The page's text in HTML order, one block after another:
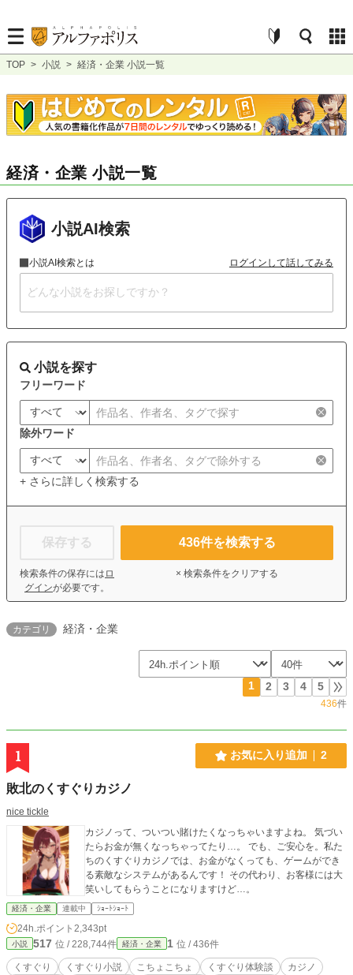
TOP > 小説 > 経済・企業 小説一覧
経済・企業 小説一覧
小説AI検索
小説AI検索とは ログインして話してみる
小説を探す
フリーワード
除外ワード
+ さらに詳しく検索する
保存する
検索条件の保存には ロ
グインが必要です。
436件を検索する
× 検索条件をクリアする
カテゴリ 経済・企業
1 2 3 4 5
436件
1 お気に入り追加 2
敗北のくすぐりカジノ
nice tickle
カジノって、ついつい賭けたくなっちゃいますよね。 気づい
たらお金が無くなっちゃってたり…。 でも、ご安心を。私た
ちのくすぐりカジノでは、お金がなくっても、ゲームができ
る素敵なシステムがあるんです！ その代わり、お客様には大
笑いしてもらうことになりますけど…。
経済・企業 連載中 ｼｮｰﾄｼｮｰﾄ
24h.ポイント 2,343pt
小説 517 位 / 228,744件 経済・企業 1 位 / 436件
くすぐり くすぐり小説 こちょこちょ くすぐり体験談
カジノ